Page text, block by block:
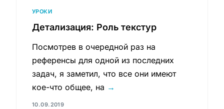
УРОКИ
Детализация: Роль текстур
Посмотрев в очередной раз на
референсы для одной из последних
задач, я заметил, что все они имеют
кое-что общее, на →
10.09.2019